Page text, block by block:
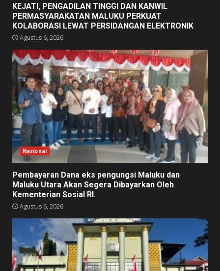
KEJATI, PENGADILAN TINGGI DAN KANWIL
PERMASYARAKATAN MALUKU PERKUAT
KOLABORASI LEWAT PERSIDANGAN ELEKTRONIK
Agustus 6, 2026
Nasional
Pembayaran Dana eks pengungsi Maluku dan
Maluku Utara Akan Segera Dibayarkan Oleh
Kementerian Sosial RI.
Agustus 6, 2026